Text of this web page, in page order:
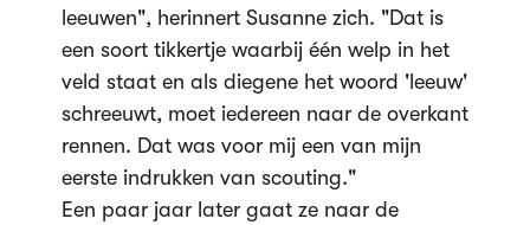
leeuwen", herinnert Susanne zich. "Dat is
een soort tikkertje waarbij één welp in het
veld staat en als diegene het woord 'leeuw'
schreeuwt, moet iedereen naar de overkant
rennen. Dat was voor mij een van mijn
eerste indrukken van scouting."
Een paar jaar later gaat ze naar de